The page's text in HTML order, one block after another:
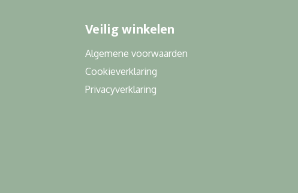
Veilig winkelen
Algemene voorwaarden
Cookieverklaring
Privacyverklaring